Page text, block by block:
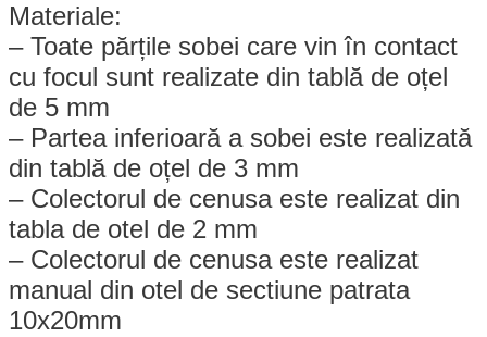
Materiale:
– Toate părțile sobei care vin în contact
cu focul sunt realizate din tablă de oțel
de 5 mm
– Partea inferioară a sobei este realizată
din tablă de oțel de 3 mm
– Colectorul de cenusa este realizat din
tabla de otel de 2 mm
– Colectorul de cenusa este realizat
manual din otel de sectiune patrata
10x20mm